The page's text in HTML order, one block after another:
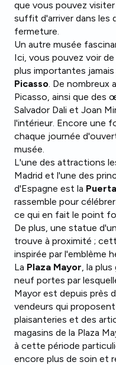
que vous pouvez
suffit d'arriver dans les
fermeture.
Un autre musée
Ici, vous pouvez voir
plus importantes jamais
Picasso . De
Picasso, ainsi que des
Salvador Dali et Joan
l'intérieur. Encore une
chaque journée
musée.
L'une des attractions
Madrid et l'une des
d'Espagne est la
rassemble pour
ce qui en fait le point
De plus, une statue
trouve à proximité ;
inspirée par l'emblème
La Plaza Mayor , la
neuf portes par
Mayor est depuis près
vendeurs qui
plaisanteries et des
magasins de la Plaza
à cette période
encore plus de soin et